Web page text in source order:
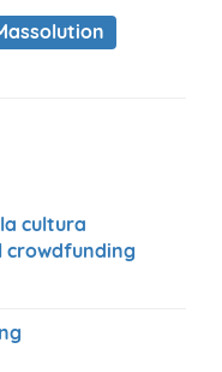
cultura
crowdfunding